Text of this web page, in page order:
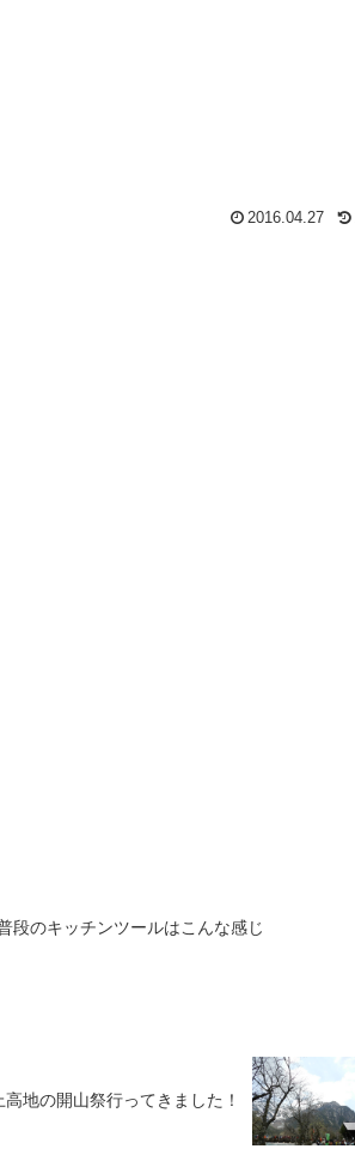
2016.04.27
段のキッチンツールはこんな感じ
地の開山祭行ってきました！